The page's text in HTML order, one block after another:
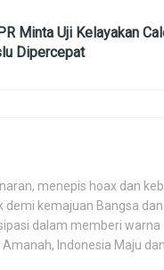
Minta Uji Kelayakan
Dipercepat
menepis hoax dan
kemajuan Bangsa dan
dalam memberi warna
Indonesia Maju dan